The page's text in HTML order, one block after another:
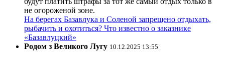
не огороженой зоне.
На берегах Базавлука и Соленой запрещено отдыхать,
рыбачить и охотиться? Что известно о заказнике
«Базавлуцкий»
Родом з Великого Лугу 10.12.2025 13:55